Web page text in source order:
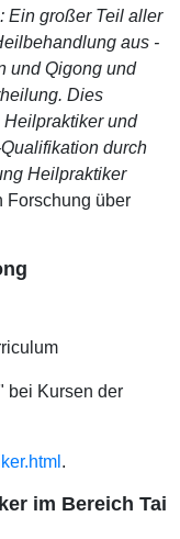
Ein großer Teil aller
aus -
und Qigong und
Dies
und
durch
Heilpraktiker
Forschung über
bei Kursen der
.
im Bereich Tai